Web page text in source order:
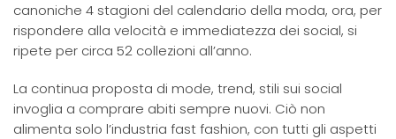
canoniche 4 stagioni del calendario della moda, ora, per
rispondere alla velocità e immediatezza dei social, si
ripete per circa 52 collezioni all’anno.
La continua proposta di mode, trend, stili sui social
invoglia a comprare abiti sempre nuovi. Ciò non
alimenta solo l’industria fast fashion, con tutti gli aspetti